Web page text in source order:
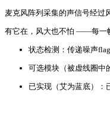
麦克风阵列采集的声信号经过
有它在，风大也不怕 ——每一
状态检测：传递噪声flag
可选模块（被虚线圈中
已实现（艾为蓝底）：